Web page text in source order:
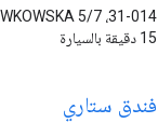
31-014، KRAKÖW UL. SøAWKOWSKA 5/7
15 دقيقة بالسيارة
فندق ستاري